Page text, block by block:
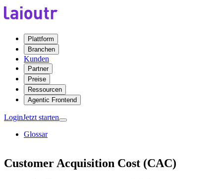
Plattform
Branchen
Kunden
Partner
Preise
Ressourcen
Agentic Frontend
LoginJetzt starten
Glossar
Customer Acquisition Cost (CAC)